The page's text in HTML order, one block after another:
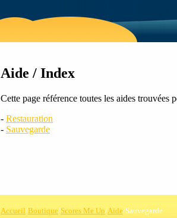
Aide / Index
Cette page référence toutes les aides trouvées
- Restauration
- Sauvegarde
Accueil/Boutique/Scores Me Up/Aide/Sauvegarde